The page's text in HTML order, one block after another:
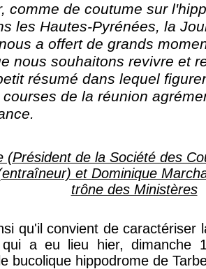
comme de coutume sur
les Hautes-Pyrénées, la
a offert de grands
nous souhaitons revivre et
résumé dans lequel
de la réunion
(Président de la Société des
et Dominique
trône des Ministères
qu'il convient de caractériser
qui a eu lieu hier, dimanche
bucolique hippodrome de